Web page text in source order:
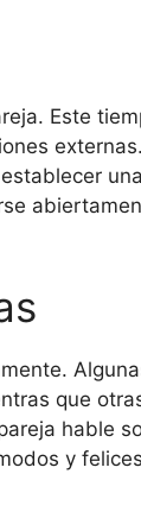
Este
que
hable
y felices